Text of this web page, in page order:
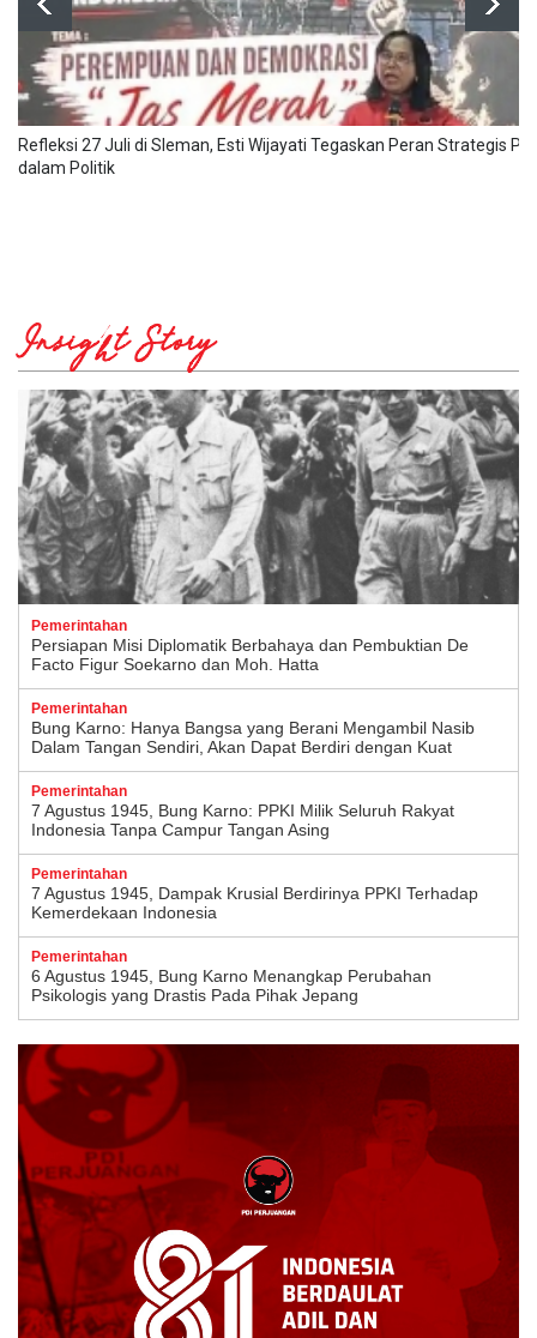
Refleksi 27 Juli di Sleman, Esti Wijayati Tegaskan Peran Strategis
dalam Politik
Insight Story
Pemerintahan
Persiapan Misi Diplomatik Berbahaya dan Pembuktian De
Facto Figur Soekarno dan Moh. Hatta
Pemerintahan
Bung Karno: Hanya Bangsa yang Berani Mengambil Nasib
Dalam Tangan Sendiri, Akan Dapat Berdiri dengan Kuat
Pemerintahan
7 Agustus 1945, Bung Karno: PPKI Milik Seluruh Rakyat
Indonesia Tanpa Campur Tangan Asing
Pemerintahan
7 Agustus 1945, Dampak Krusial Berdirinya PPKI Terhadap
Kemerdekaan Indonesia
Pemerintahan
6 Agustus 1945, Bung Karno Menangkap Perubahan
Psikologis yang Drastis Pada Pihak Jepang